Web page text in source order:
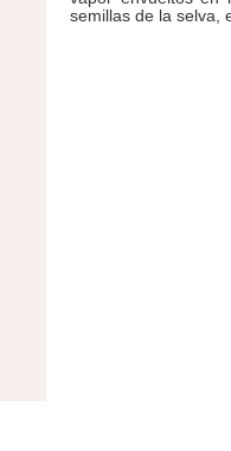
semillas de la selva,